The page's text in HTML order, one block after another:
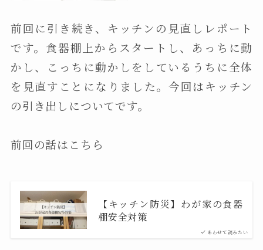
前回に引き続き、キッチンの見直しレポート
です。食器棚上からスタートし、あっちに動
かし、こっちに動かしをしているうちに全体
を見直すことになりました。今回はキッチン
の引き出しについてです。
前回の話はこちら
あわせて読みたい
【キッチン防災】わが家の食器
棚安全対策